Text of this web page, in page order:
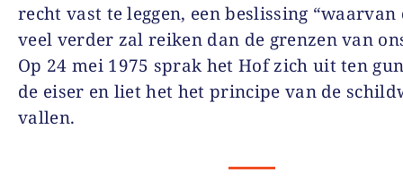
recht vast te leggen, een beslissing
veel verder zal reiken dan de grenzen van
Op 24 mei 1975 sprak het Hof zich uit ten
de eiser en liet het het principe van de
vallen.